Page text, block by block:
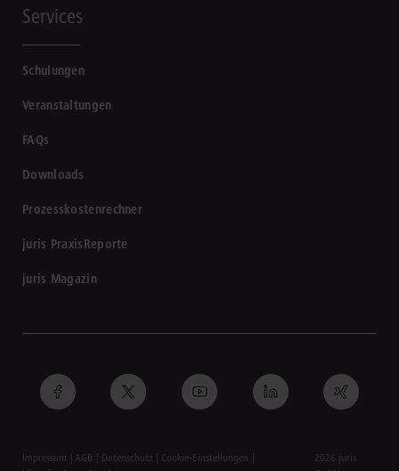
Services
Schulungen
Veranstaltungen
FAQs
Downloads
Prozesskostenrechner
juris PraxisReporte
juris Magazin
Impressum AGB Datenschutz
Cookie-Einstellungen
2026 juris